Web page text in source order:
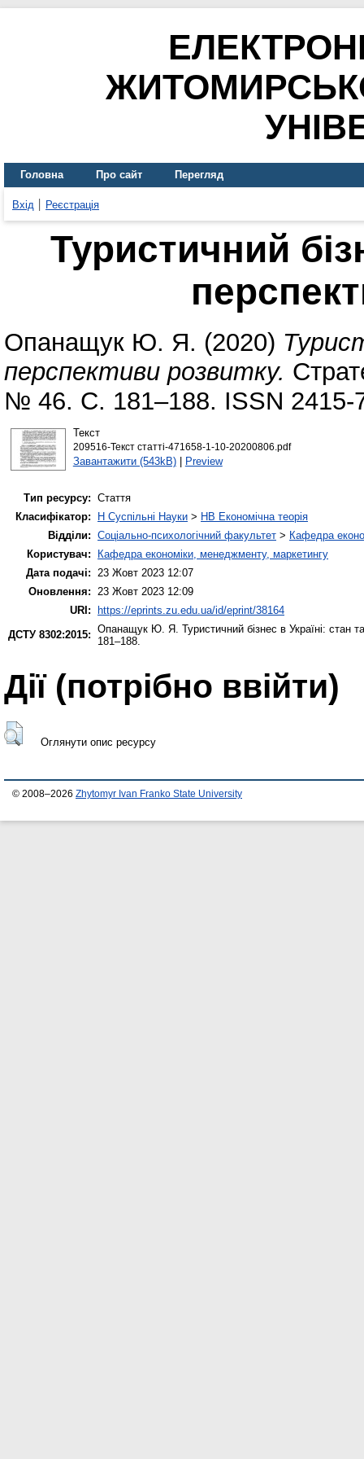
Головна Про сайт Перегляд
Вхід Реєстрація
Туристичний
Опанащук Ю. Я. (2020)
перспективи розвитку.
№ 46. С. 181–188. ISSN 2415-
Текст
209516-Текст статті-471658-1-10-20200806.pdf
Завантажити (543kB)| Preview
Тип ресурсу: Стаття
Класифікатор:
H Суспільні Науки > HB Економічна теорія
Відділи: Соціально-психологічний факультет > Кафедра
Користувач:
Кафедра економіки, менеджменту, маркетингу
Дата подачі: 23 Жовт 2023 12:07
Оновлення: 23 Жовт 2023 12:09
URI:
https://eprints.zu.edu.ua/id/eprint/38164
ДСТУ 8302:2015: Опанащук Ю. Я. Туристичний бізнес в Україні: стан
181–188.
Дії ​​(потрібно ввійти)
Оглянути опис ресурсу
© 2008–2026 Zhytomyr Ivan Franko State University